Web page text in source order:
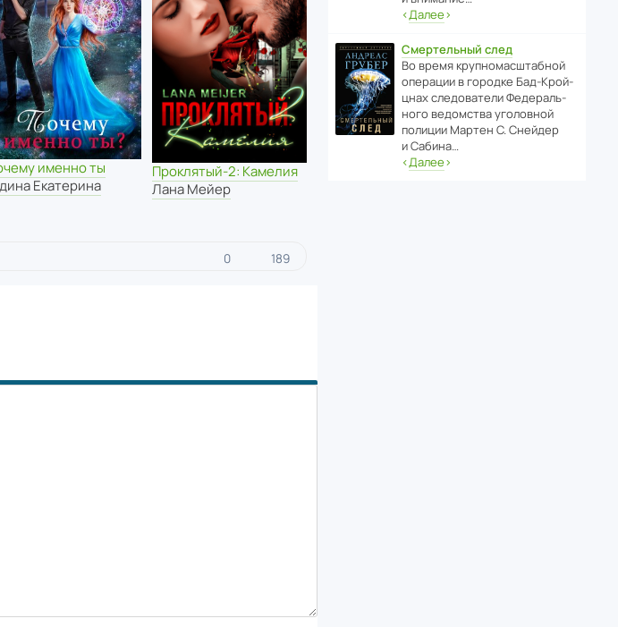
именно ты
Екатерина
Проклятый-2: Камелия
Лана Мейер
0 189
‹Далее›
Смертельный след
Во время круп­но­мас­ш­та­бной
операции в городке Бад‑Крой­
цнах следо­ва­тели Феде­раль­
ного ведомства уголо­вной
полиции Мартен С. Снейдер
и Сабина…
‹Далее›